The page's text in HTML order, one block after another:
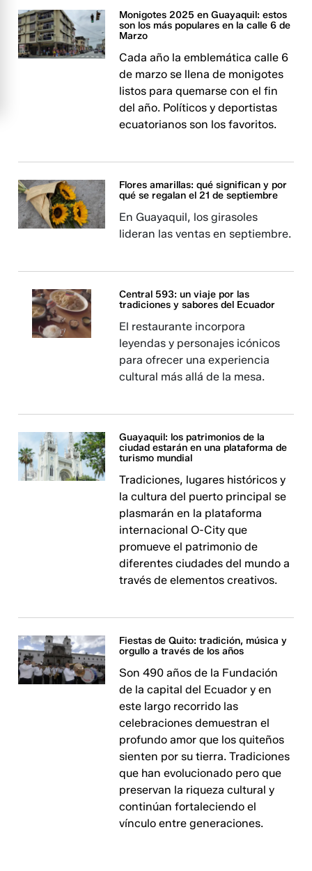
Monigotes 2025 en Guayaquil: estos
son los más populares en la calle 6 de
Marzo
Cada año la emblemática calle 6
de marzo se llena de monigotes
listos para quemarse con el fin
del año. Políticos y deportistas
ecuatorianos son los favoritos.
Flores amarillas: qué significan y por
qué se regalan el 21 de septiembre
En Guayaquil, los girasoles
lideran las ventas en septiembre.
Central 593: un viaje por las
tradiciones y sabores del Ecuador
El restaurante incorpora
leyendas y personajes icónicos
para ofrecer una experiencia
cultural más allá de la mesa.
Guayaquil: los patrimonios de la
ciudad estarán en una plataforma de
turismo mundial
Tradiciones, lugares históricos y
la cultura del puerto principal se
plasmarán en la plataforma
internacional O-City que
promueve el patrimonio de
diferentes ciudades del mundo a
través de elementos creativos.
Fiestas de Quito: tradición, música y
orgullo a través de los años
Son 490 años de la Fundación
de la capital del Ecuador y en
este largo recorrido las
celebraciones demuestran el
profundo amor que los quiteños
sienten por su tierra. Tradiciones
que han evolucionado pero que
preservan la riqueza cultural y
continúan fortaleciendo el
vínculo entre generaciones.